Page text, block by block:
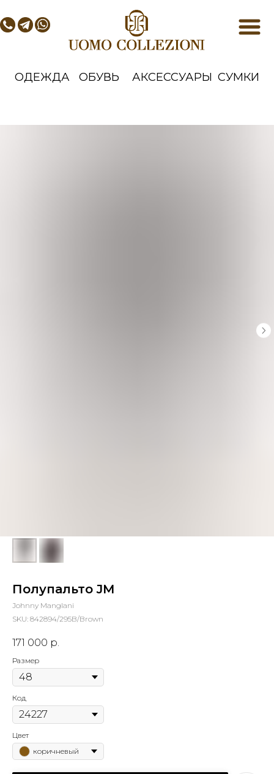
Полупальто JM
Johnny Manglani
SKU: 842894/295B/Brown
171 000 р.
Размер
Код
Цвет
коричневый